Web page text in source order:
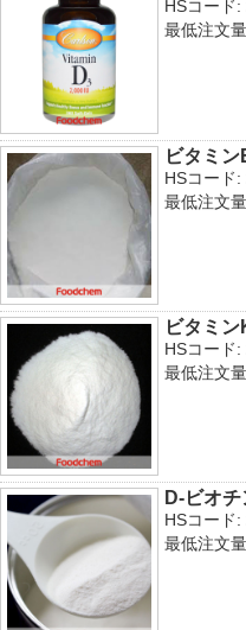
HSコード:
最低注文
ビタミン
HSコード:
最低注文
ビタミン
HSコード:
最低注文
D‐ビオチ
HSコード:
最低注文